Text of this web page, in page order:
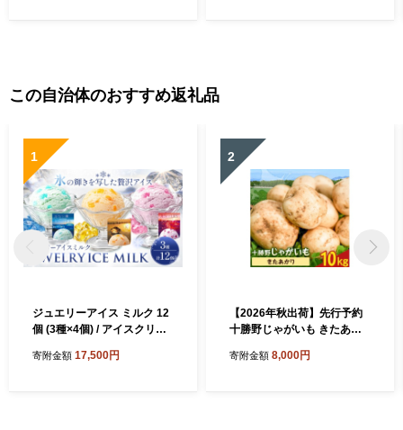
この自治体のおすすめ返礼品
1
ジュエリーアイス ミルク 12
個 (3種×4個) / アイスクリー
スイーツ お菓子 デザート ぶ
寄附金額 17,500円
2
【2026年秋出荷】先行予約
十勝野じゃがいも きたあか
0月中旬-11月末頃出荷》北海
寄附金額 8,000円